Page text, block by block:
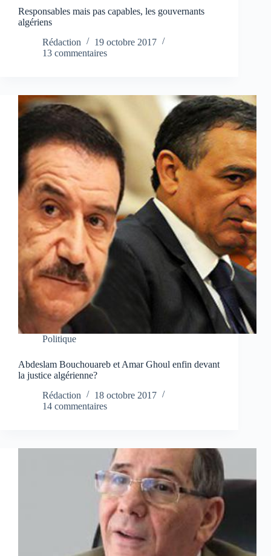
Responsables mais pas capables, les gouvernants
algériens
Rédaction
19 octobre 2017
13 commentaires
Politique
Abdeslam Bouchouareb et Amar Ghoul enfin devant
la justice algérienne?
Rédaction
18 octobre 2017
14 commentaires